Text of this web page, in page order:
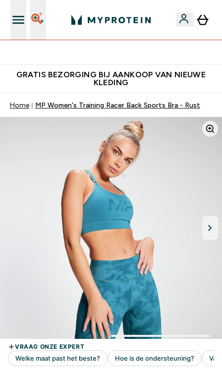
GRATIS BEZORGING BIJ AANKOOP VAN NIEUWE
KLEDING
Home MP Women's Training Racer Back Sports Bra - Rust